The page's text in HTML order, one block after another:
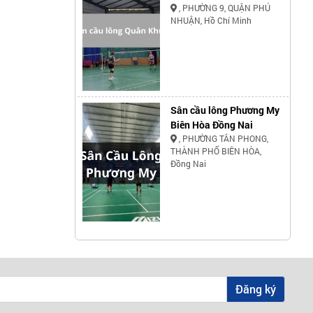
, PHƯỜNG 9, QUẬN PHÚ
NHUẬN, Hồ Chí Minh
Sân cầu lông Phương My
Biên Hòa Đồng Nai
, PHƯỜNG TÂN PHONG,
THÀNH PHỐ BIÊN HÒA,
Đồng Nai
Đăng ký